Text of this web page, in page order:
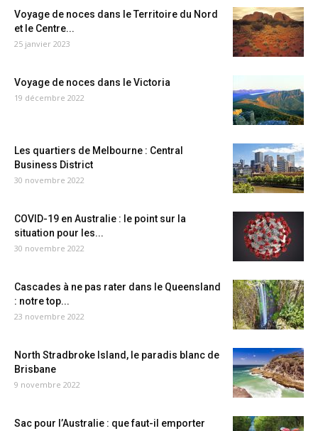
Voyage de noces dans le Territoire du Nord
et le Centre...
25 janvier 2023
Voyage de noces dans le Victoria
19 décembre 2022
Les quartiers de Melbourne : Central
Business District
30 novembre 2022
COVID-19 en Australie : le point sur la
situation pour les...
30 novembre 2022
Cascades à ne pas rater dans le Queensland
: notre top...
23 novembre 2022
North Stradbroke Island, le paradis blanc de
Brisbane
9 novembre 2022
Sac pour l’Australie : que faut-il emporter